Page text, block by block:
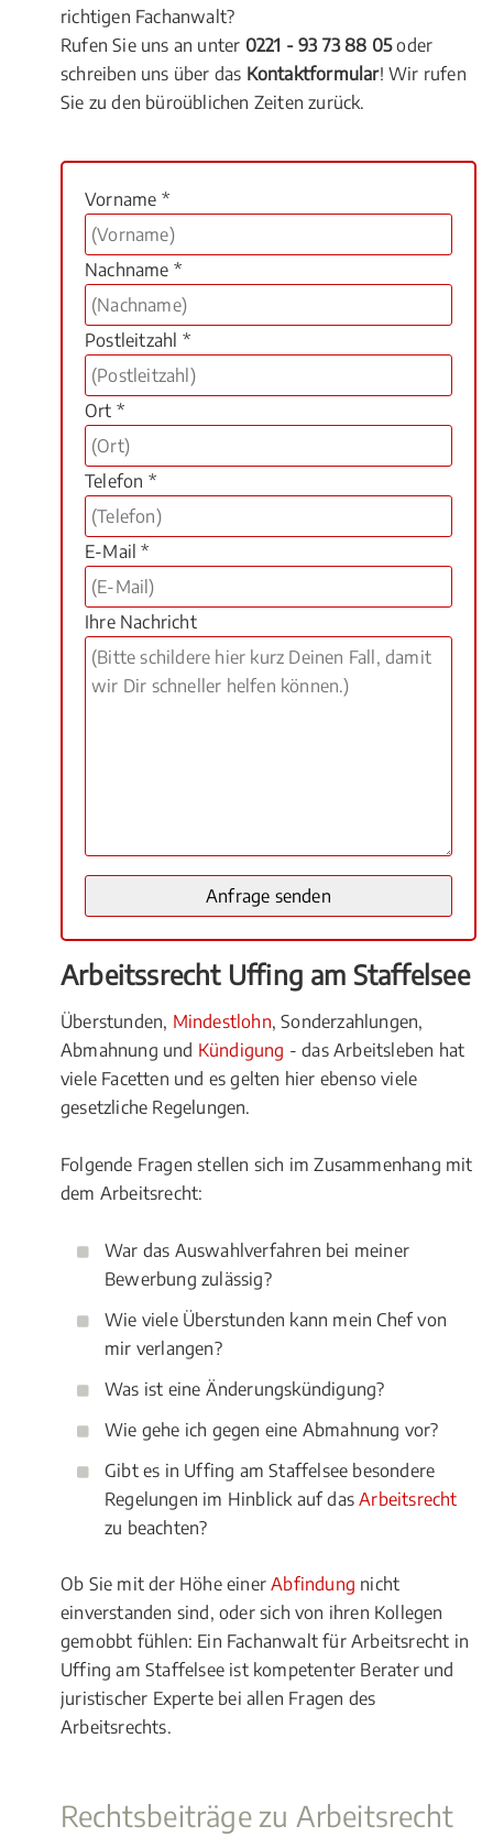
richtigen Fachanwalt?
Rufen Sie uns an unter 0221 - 93 73 88 05oder
schreiben uns über das Kontaktformular! Wir rufen
Sie zu den büroüblichen Zeiten zurück.
Vorname *
Nachname *
Postleitzahl *
Ort *
Telefon *
E-Mail *
Ihre Nachricht
Arbeitssrecht Uffing am Staffelsee
Überstunden, Mindestlohn, Sonderzahlungen,
Abmahnung und Kündigung - das Arbeitsleben hat
viele Facetten und es gelten hier ebenso viele
gesetzliche Regelungen.
Folgende Fragen stellen sich im Zusammenhang mit
dem Arbeitsrecht:
War das Auswahlverfahren bei meiner
Bewerbung zulässig?
Wie viele Überstunden kann mein Chef von
mir verlangen?
Was ist eine Änderungskündigung?
Wie gehe ich gegen eine Abmahnung vor?
Gibt es in Uffing am Staffelsee besondere
Regelungen im Hinblick auf dasArbeitsrecht
zu beachten?
Ob Sie mit der Höhe einerAbfindung nicht
einverstanden sind, oder sich von ihren Kollegen
gemobbt fühlen: Ein Fachanwalt für Arbeitsrecht in
Uffing am Staffelsee ist kompetenter Berater und
juristischer Experte bei allen Fragen des
Arbeitsrechts.
Rechtsbeiträge zu Arbeitsrecht